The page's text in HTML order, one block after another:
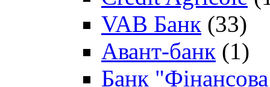
VAB Банк (33)
Авант-банк (1)
Банк "Фінансова